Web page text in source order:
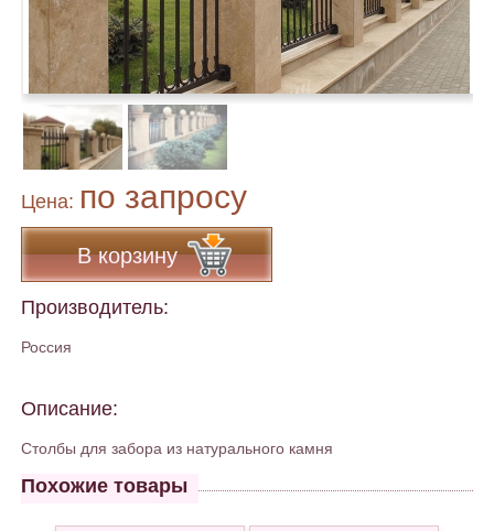
Цена: по запросу
В корзину
Производитель:
Россия
Описание:
Столбы для забора из натурального камня
Похожие товары